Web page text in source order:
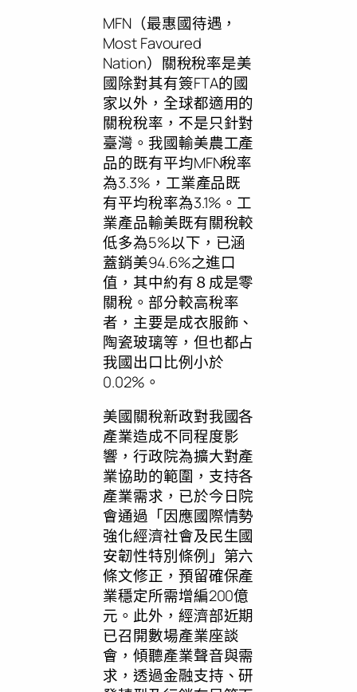
MFN（最惠國待遇，
Most Favoured
Nation）關稅稅率是美
國除對其有簽FTA的國
家以外，全球都適用的
關稅稅率，不是只針對
臺灣。我國輸美農工產
品的既有平均MFN稅率
為3.3%，工業產品既
有平均稅率為3.1%。工
業產品輸美既有關稅較
低多為5%以下，已涵
蓋銷美94.6%之進口
值，其中約有８成是零
關稅。部分較高稅率
者，主要是成衣服飾、
陶瓷玻璃等，但也都占
我國出口比例小於
0.02%。
美國關稅新政對我國各
產業造成不同程度影
響，行政院為擴大對產
業協助的範圍，支持各
產業需求，已於今日院
會通過「因應國際情勢
強化經濟社會及民生國
安韌性特別條例」第六
條文修正，預留確保產
業穩定所需增編200億
元。此外，經濟部近期
已召開數場產業座談
會，傾聽產業聲音與需
求，透過金融支持、研